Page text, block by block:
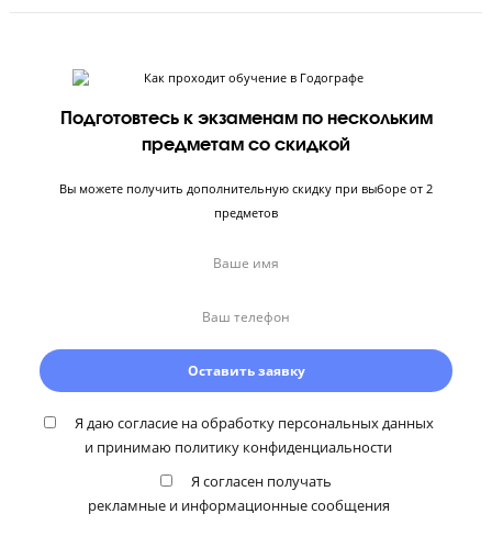
Создали атмосферу, где пропускать занятия — некруто
Внутренняя мотивация
Не принуждаем к занятиям, а пробуждаем
Приводим примеры из реальной жизни
Объясняем сложный материал простым языком
Проводим занятия в формате диалога, а не лекций